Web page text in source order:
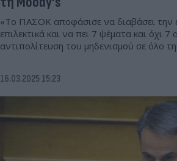
«Το ΠΑΣΟΚ αποφάσισε να διαβάσει την
επιλεκτικά και να πει 7 ψέματα και όχι 7
αντιπολίτευση του μηδενισμού σε όλο
16.03.2025 15:23